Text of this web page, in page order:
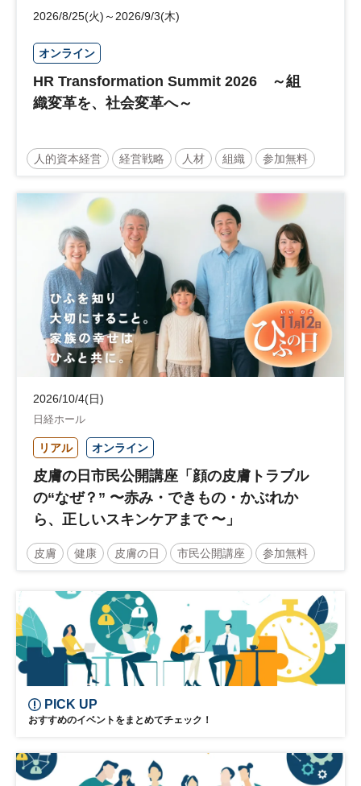
2026/8/25(火)～2026/9/3(木)
オンライン
HR Transformation Summit 2026 ～組
織変革を、社会変革へ～
人的資本経営 経営戦略 人材 組織 参加無料
2026/10/4(日)
日経ホール
リアル オンライン
皮膚の日市民公開講座「顔の皮膚トラブル
の“なぜ？” 〜赤み・できもの・かぶれか
ら、正しいスキンケアまで 〜」
皮膚 健康 皮膚の日 市民公開講座 参加無料
PICK UP
おすすめのイベントをまとめてチェック！